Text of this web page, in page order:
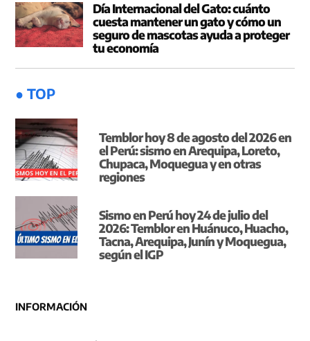
Día Internacional del Gato: cuánto
cuesta mantener un gato y cómo un
seguro de mascotas ayuda a proteger
tu economía
● TOP
Temblor hoy 8 de agosto del 2026 en
el Perú: sismo en Arequipa, Loreto,
Chupaca, Moquegua y en otras
regiones
Sismo en Perú hoy 24 de julio del
2026: Temblor en Huánuco, Huacho,
Tacna, Arequipa, Junín y Moquegua,
según el IGP
INFORMACIÓN